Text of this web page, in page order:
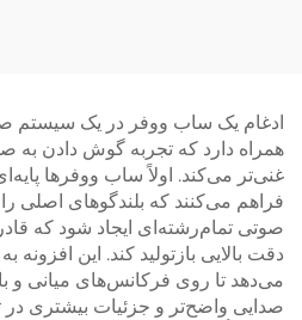
ادغام یک ساب ووفر در یک سیستم
همراه دارد که تجربه گوش دادن به
غنی‌تر می‌کند. اولاً ساب ووفرها
فراهم می‌کنند که بلندگوهای اصلی
صوتی تمام‌رشته‌ای ایجاد شود که
دقت بالایی بازتولید کند. این افزونه
می‌دهد تا روی فرکانس‌های میانی و
صدایی واضح‌تر و جزئیات بیشتری در